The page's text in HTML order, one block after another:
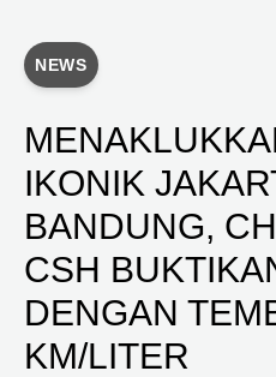
NEWS
IKONIK
BANDUNG,
CSH
DENGAN
KM/LITER